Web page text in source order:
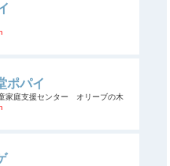
ポパイ
家庭支援センター オリーブの木